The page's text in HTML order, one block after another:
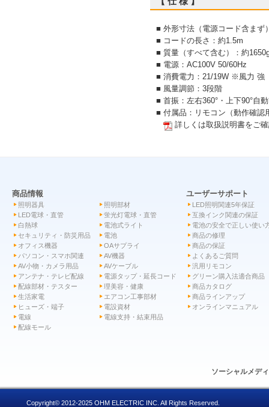
■ 外形寸法（電源コード含ま
■ コードの長さ：約1.5m
■ 質量（すべて含む）：約
■ 電源：AC100V 50/60Hz
■ 消費電力：21/19W ※風力 強
■ 風量調節：3段階
■ 首振：左右360°・上下90°自
■ 付属品：リモコン（動作確認
詳しくは取扱説明書をご
商品情報
照明器具
照明部材
LED電球・直管
蛍光灯電球・直管
白熱球
電池式ライト
セキュリティ・防災用品
電池
オフィス機器
OAサプライ
パソコン・スマホ関連
AV機器
AV小物・カメラ用品
AVケーブル
アンテナ・テレビ配線
電源タップ・延長コード
配線部材・テスター
理美容・健康
生活家電
エアコン工事部材
ヒューズ・端子
電設資材
電線
電線支持・結束用品
配線モール
ユーザーサポート
LED照明関連5年保証
互換インク関連の保証
電池の安全で正しい使い
商品の修理
商品の保証
よくあるご質問
汎用リモコン
グリーン購入法適合商品
商品カタログ
商品ラインアップ
オンラインマニュアル
ソーシャルメデ
Copyright© 2012-2025 OHM ELECTRIC INC. All Rights Reserved.